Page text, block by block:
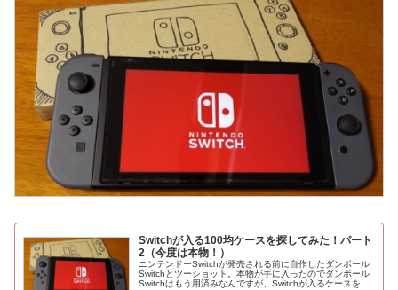
Switchが入る100均ケースを探してみた！パート
2（今度は本物！）
ニンテンドーSwitchが発売される前に自作したダンボール
Switchとツーショット。本物が手に入ったのでダンボール
Switchはもう用済みなんですが、Switchが入るケースを探